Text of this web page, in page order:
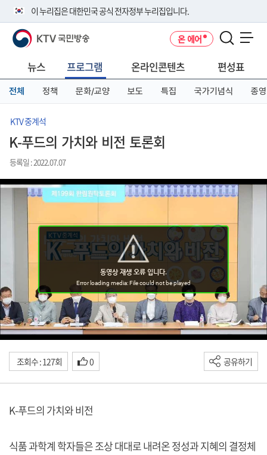
이 누리집은 대한민국 공식 전자정부 누리집입니다.
공식 누리집 주소 확인하기
니다.
이밖에 or.kr 또는 .kr등 다른 도메인 주소를 사용하고 있다면 아래 URL에
서 도메인 주소를 확인해 보세요
KTV 국민방송 온 에어
뉴스 프로그램 온라인콘텐츠 편성표
전체 정책 문화/교양 보도 특집 국가기념식 종영
KTV 중계석
K-푸드의 가치와 비전 토론회
등록일 : 2022.07.07
조회수 : 127회 0 공유하기
K-푸드의 가치와 비전
식품 과학계 학자들은 조상 대대로 내려온 정성과 지혜의 결정체